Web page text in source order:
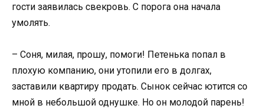
гости заявилась свекровь. С порога она начала
умолять.
– Соня, милая, прошу, помоги! Петенька попал в
плохую компанию, они утопили его в долгах,
заставили квартиру продать. Сынок сейчас ютится со
мной в небольшой однушке. Но он молодой парень!